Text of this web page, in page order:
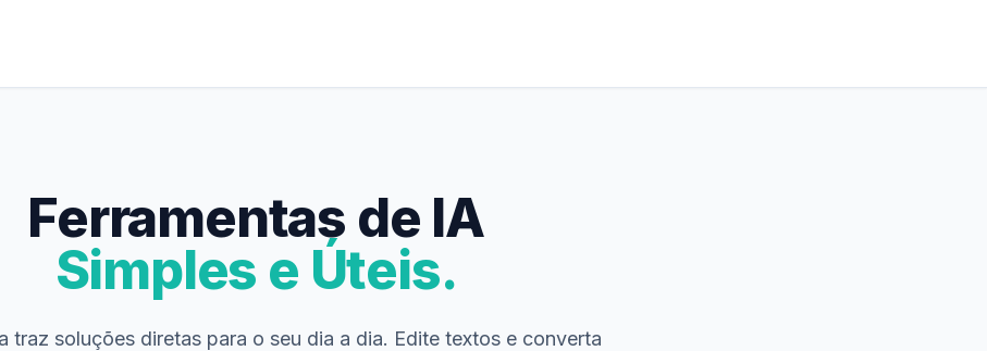
Ferramentas de IA
Simples e Úteis.
traz soluções diretas para o seu dia a dia. Edite textos e converta